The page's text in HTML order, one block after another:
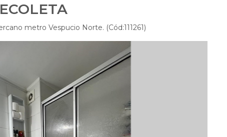
metro Vespucio Norte. (Cód:111261)